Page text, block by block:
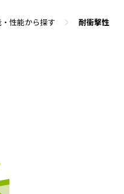
性能から探す 耐衝撃性